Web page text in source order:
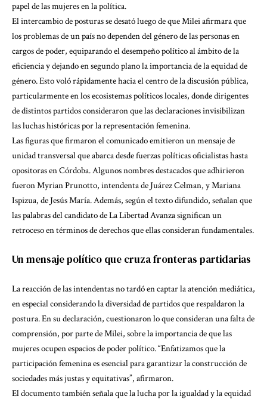
papel de las mujeres en la política.
El intercambio de posturas se desató luego de que Milei afirmara que
los problemas de un país no dependen del género de las personas en
cargos de poder, equiparando el desempeño político al ámbito de la
eficiencia y dejando en segundo plano la importancia de la equidad de
género. Esto voló rápidamente hacia el centro de la discusión pública,
particularmente en los ecosistemas políticos locales, donde dirigentes
de distintos partidos consideraron que las declaraciones invisibilizan
las luchas históricas por la representación femenina.
Las figuras que firmaron el comunicado emitieron un mensaje de
unidad transversal que abarca desde fuerzas políticas oficialistas hasta
opositoras en Córdoba. Algunos nombres destacados que adhirieron
fueron Myrian Prunotto, intendenta de Juárez Celman, y Mariana
Ispizua, de Jesús María. Además, según el texto difundido, señalan que
las palabras del candidato de La Libertad Avanza significan un
retroceso en términos de derechos que ellas consideran fundamentales.
Un mensaje político que cruza fronteras partidarias
La reacción de las intendentas no tardó en captar la atención mediática,
en especial considerando la diversidad de partidos que respaldaron la
postura. En su declaración, cuestionaron lo que consideran una falta de
comprensión, por parte de Milei, sobre la importancia de que las
mujeres ocupen espacios de poder político. “Enfatizamos que la
participación femenina es esencial para garantizar la construcción de
sociedades más justas y equitativas”, afirmaron.
El documento también señala que la lucha por la igualdad y la equidad